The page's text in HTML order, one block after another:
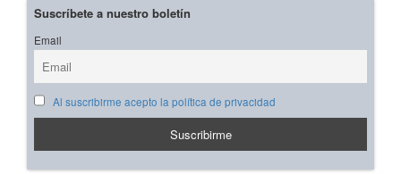
Suscríbete a nuestro boletín
Email
Al suscribirme acepto la política de privacidad